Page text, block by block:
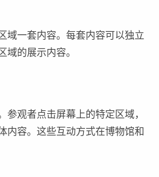
域一套内容。每套内容可以独立
的展示内容。
观者点击屏幕上的特定区域，
内容。这些互动方式在博物馆和